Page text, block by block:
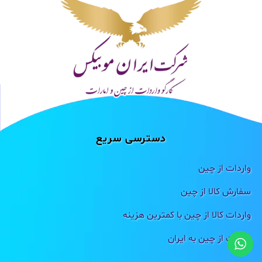
دسترسی سریع
واردات از چین
سفارش کالا از چین
واردات کالا از چین با کمترین هزینه
واردات از چین به ایران